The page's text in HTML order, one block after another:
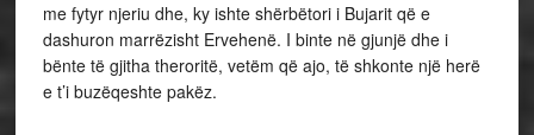
me fytyr njeriu dhe, ky ishte shërbëtori i Bujarit që e
dashuron marrëzisht Ervehenë. I binte në gjunjë dhe i
bënte të gjitha theroritë, vetëm që ajo, të shkonte një herë
e t’i buzëqeshte pakëz.